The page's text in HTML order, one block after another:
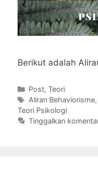
Berikut adalah
Kategori
Post, Teori
Tag
Aliran Behaviorisme,
Teori Psikologi
Tinggalkan